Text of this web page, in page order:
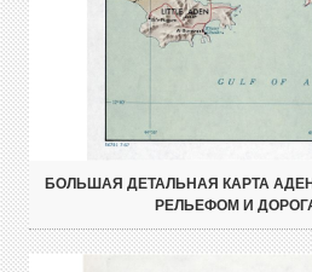
БОЛЬШАЯ ДЕТАЛЬНАЯ КАРТА
РЕЛЬЕФОМ И